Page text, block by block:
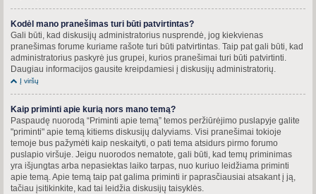
Kodėl mano pranešimas turi būti patvirtintas?
Gali būti, kad diskusijų administratorius nusprendė, jog kiekvienas
pranešimas forume kuriame rašote turi būti patvirtintas. Taip pat gali būti, kad
administratorius paskyrė jus grupei, kurios pranešimai turi būti patvirtinti.
Daugiau informacijos gausite kreipdamiesi į diskusijų administratorių.
Į viršų
Kaip priminti apie kurią nors mano temą?
Paspaudę nuorodą “Priminti apie temą” temos peržiūrėjimo puslapyje galite
"priminti" apie temą kitiems diskusijų dalyviams. Visi pranešimai tokioje
temoje bus pažymėti kaip neskaityti, o pati tema atsidurs pirmo forumo
puslapio viršuje. Jeigu nuorodos nematote, gali būti, kad temų priminimas
yra išjungtas arba nepasiektas laiko tarpas, nuo kuriuo leidžiama priminti
apie temą. Apie temą taip pat galima priminti ir paprasčiausiai atsakant į ją,
tačiau įsitikinkite, kad tai leidžia diskusijų taisyklės.